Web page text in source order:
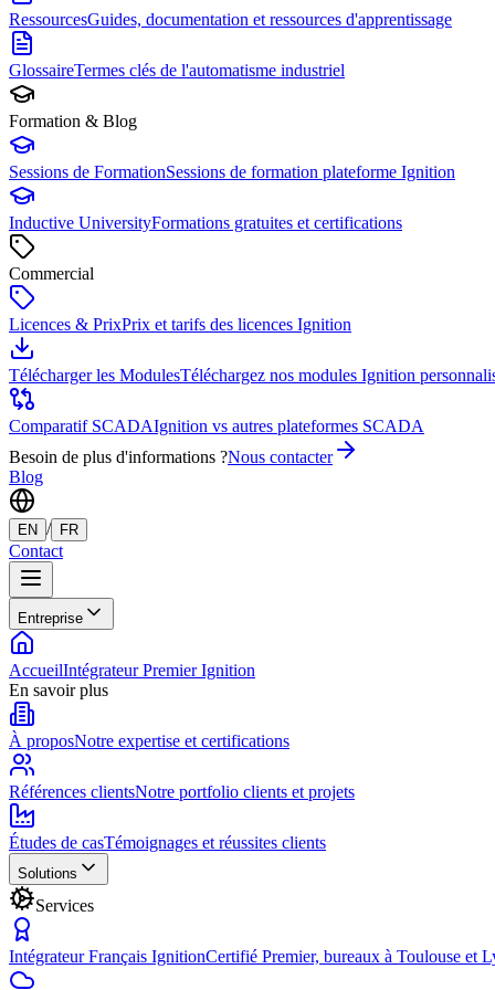
RessourcesGuides, documentation et ressources d'apprentissage
GlossaireTermes clés de l'automatisme industriel
Formation & Blog
Sessions de FormationSessions de formation plateforme Ignition
Inductive UniversityFormations gratuites et certifications
Commercial
Licences & PrixPrix et tarifs des licences Ignition
Télécharger les ModulesTéléchargez nos modules Ignition
Comparatif SCADAIgnition vs autres plateformes SCADA
Besoin de plus d'informations ?Nous contacter
Blog
EN / FR
Contact
Entreprise
AccueilIntégrateur Premier Ignition
En savoir plus
À proposNotre expertise et certifications
Références clientsNotre portfolio clients et projets
Études de casTémoignages et réussites clients
Solutions
Services
Intégrateur Français IgnitionCertifié Premier, bureaux à Toulouse et